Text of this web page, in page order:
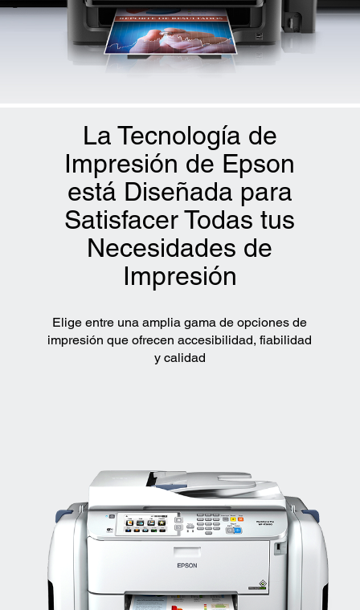
La Tecnología de
Impresión de Epson
está Diseñada para
Satisfacer Todas tus
Necesidades de
Impresión
Elige entre una amplia gama de opciones de
impresión que ofrecen accesibilidad, fiabilidad
y calidad